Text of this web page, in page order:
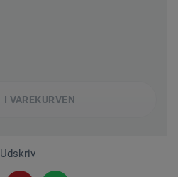
I VAREKURVEN
Udskriv